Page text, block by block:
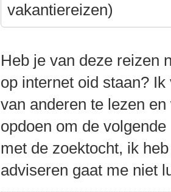
vakantiereizen)
Heb je van deze reizen
op internet oid staan?
van anderen te lezen
opdoen om de
met de zoektocht, ik
adviseren gaat me niet